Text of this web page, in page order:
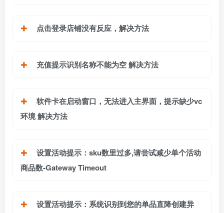
点击登录店铺没有反应，解决方法
充值提示识别名称不能为空 解决方法
软件卡在启动窗口，无法进入主界面，提示缺少vc
环境 解决方法
设置活动提示：sku数里过多,请尝试减少单个活动
商品数-Gateway Timeout
设置活动提示：系统识别到您的单品直降创建异